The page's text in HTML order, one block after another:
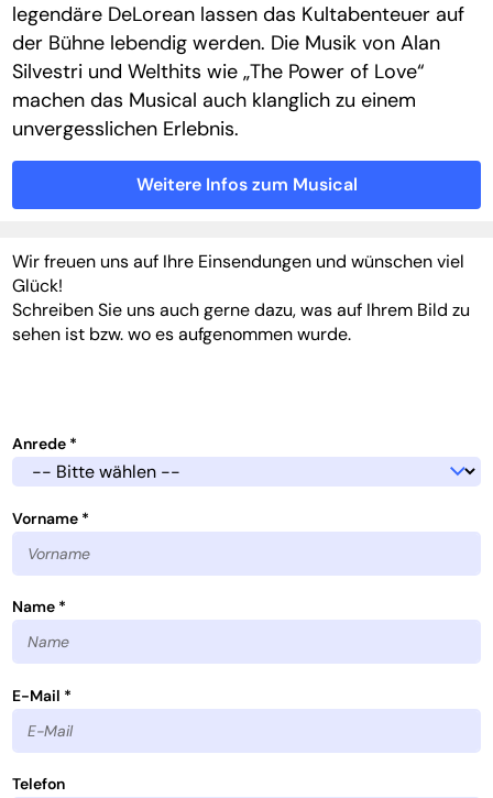
legendäre DeLorean lassen das Kultabenteuer auf
der Bühne lebendig werden. Die Musik von Alan
Silvestri und Welthits wie „The Power of Love“
machen das Musical auch klanglich zu einem
unvergesslichen Erlebnis.
Weitere Infos zum Musical
Wir freuen uns auf Ihre Einsendungen und wünschen viel
Glück!
Schreiben Sie uns auch gerne dazu, was auf Ihrem Bild zu
sehen ist bzw. wo es aufgenommen wurde.
Anrede *
Vorname *
Name *
E-Mail *
Telefon